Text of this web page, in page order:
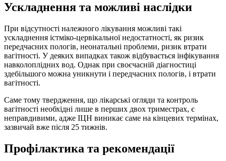
Ускладнення та можливі наслідки
При відсутності належного лікування можливі такі
ускладнення істміко-цервікальної недостатності, як ризик
передчасних пологів, неонатальні проблеми, ризик втрати
вагітності. У деяких випадках також відбувається інфікування
навколоплідних вод. Однак при своєчасній діагностиці
здебільшого можна уникнути і передчасних пологів, і втрати
вагітності.
Саме тому твердження, що лікарські огляди та контроль
вагітності необхідні лише в перших двох триместрах, є
неправдивими, адже ІЦН виникає саме на кінцевих термінах,
зазвичай вже після 25 тижнів.
Профілактика та рекомендації